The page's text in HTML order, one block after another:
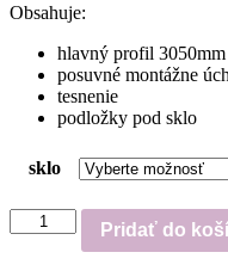
Obsahuje:
hlavný profil
posuvné montážne
podložky pod
sklo
množstvo
KL-
Pridať do